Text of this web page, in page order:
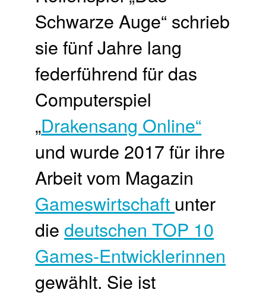
Schwarze Auge“ schrieb
sie fünf Jahre lang
federführend für das
Computerspiel
„Drakensang Online“
und wurde 2017 für ihre
Arbeit vom Magazin
Gameswirtschaft unter
diedeutschen TOP 10
Games-Entwicklerinnen
gewählt. Sie ist